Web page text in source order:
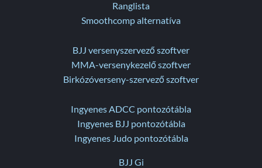
Ranglista
Smoothcomp alternatíva
BJJ versenyszervező szoftver
MMA-versenykezelő szoftver
Birkózóverseny-szervező szoftver
Ingyenes ADCC pontozótábla
Ingyenes BJJ pontozótábla
Ingyenes Judo pontozótábla
BJJ Gi